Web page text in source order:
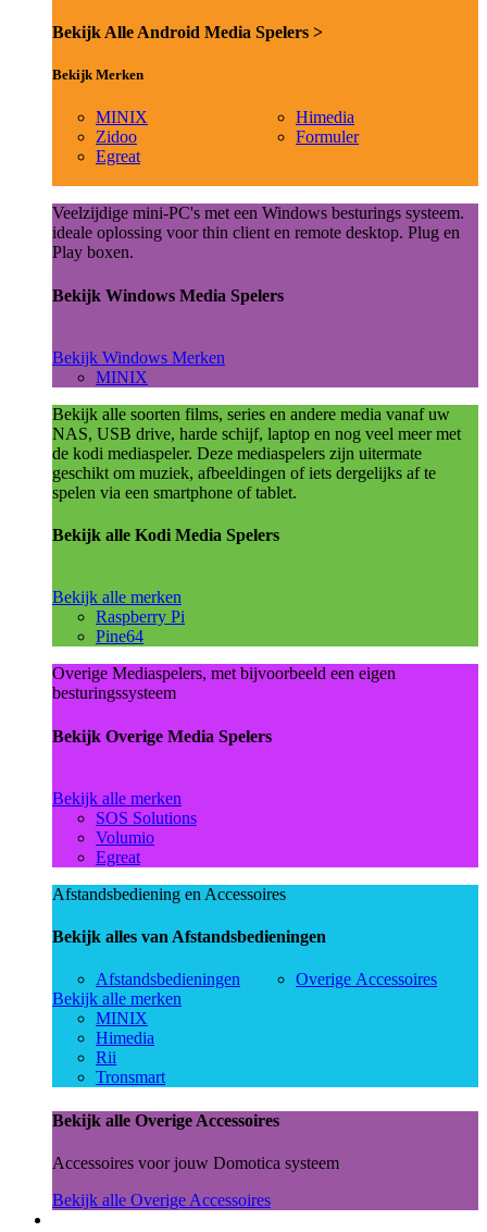
Bekijk Alle Android Media Spelers >
Bekijk Merken
MINIX
Zidoo
Egreat
Himedia
Formuler
Veelzijdige mini-PC's met een Windows besturings systeem.
ideale oplossing voor thin client en remote desktop. Plug en
Play boxen.
Bekijk Windows Media Spelers
Bekijk Windows Merken
MINIX
Bekijk alle soorten films, series en andere media vanaf uw
NAS, USB drive, harde schijf, laptop en nog veel meer met
de kodi mediaspeler. Deze mediaspelers zijn uitermate
geschikt om muziek, afbeeldingen of iets dergelijks af te
spelen via een smartphone of tablet.
Bekijk alle Kodi Media Spelers
Bekijk alle merken
Raspberry Pi
Pine64
Overige Mediaspelers, met bijvoorbeeld een eigen
besturingssysteem
Bekijk Overige Media Spelers
Bekijk alle merken
SOS Solutions
Volumio
Egreat
Afstandsbediening en Accessoires
Bekijk alles van Afstandsbedieningen
Afstandsbedieningen
Overige Accessoires
Bekijk alle merken
MINIX
Himedia
Rii
Tronsmart
Bekijk alle Overige Accessoires
Accessoires voor jouw Domotica systeem
Bekijk alle Overige Accessoires